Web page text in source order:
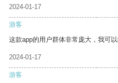
2024-01-17
游客
这款app的用户群体非常庞大，我可
2024-01-17
游客